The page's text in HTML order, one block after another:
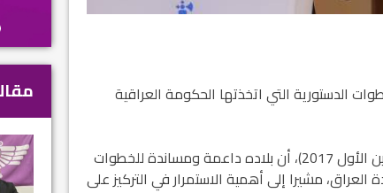
الدستورية التي اتخذتها الحكومة العراقية
وأضاف ماكرون في اتصال مع رئيس الوزراء العراقي، اليوم (18 تشرين الأول 2017)، أن بلاده داعمة ومساندة للخطوات
مشيرا إلى أهمية الاستمرار في التركيز على